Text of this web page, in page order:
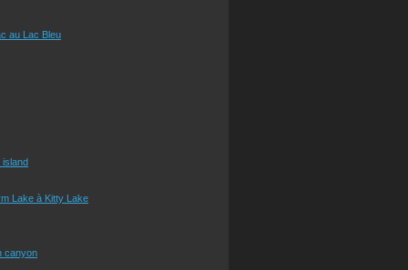
au Lac Bleu
island
Lake à Kitty Lake
canyon